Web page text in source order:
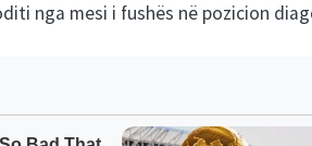
nga mesi i fushës në pozicion